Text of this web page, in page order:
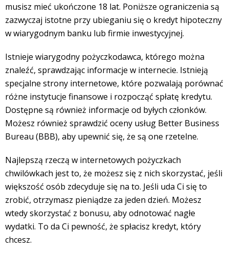
musisz mieć ukończone 18 lat. Poniższe ograniczenia są
zazwyczaj istotne przy ubieganiu się o kredyt hipoteczny
w wiarygodnym banku lub firmie inwestycyjnej.
Istnieje wiarygodny pożyczkodawca, którego można
znaleźć, sprawdzając informacje w internecie. Istnieją
specjalne strony internetowe, które pozwalają porównać
różne instytucje finansowe i rozpocząć spłatę kredytu.
Dostępne są również informacje od byłych członków.
Możesz również sprawdzić oceny usług Better Business
Bureau (BBB), aby upewnić się, że są one rzetelne.
Najlepszą rzeczą w internetowych pożyczkach
chwilówkach jest to, że możesz się z nich skorzystać, jeśli
większość osób zdecyduje się na to. Jeśli uda Ci się to
zrobić, otrzymasz pieniądze za jeden dzień. Możesz
wtedy skorzystać z bonusu, aby odnotować nagłe
wydatki. To da Ci pewność, że spłacisz kredyt, który
chcesz.